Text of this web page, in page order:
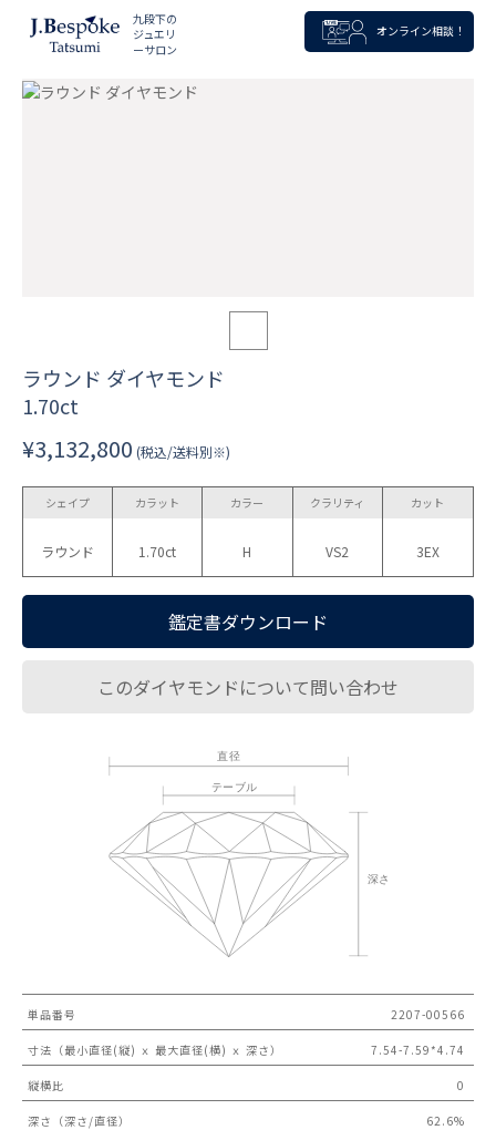
九段下の
ジュエリ
ーサロン
オンライン相談！
ラウンド ダイヤモンド
1.70ct
¥3,132,800 (税込/送料別※)
シェイプ
ラウンド
カラット
1.70ct
カラー
H
クラリティ
VS2
カット
3EX
鑑定書ダウンロード
このダイヤモンドについて問い合わせ
単品番号 2207-00566
寸法（最小直径(縦) ｘ 最大直径(横) ｘ 深さ） 7.54-7.59*4.74
縦横比 0
深さ（深さ/直径） 62.6%